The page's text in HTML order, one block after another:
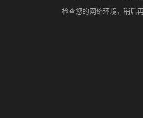
检查您的网络环境，稍后再